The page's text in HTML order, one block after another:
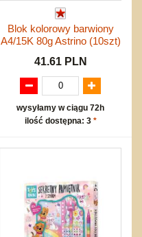
Blok kolorowy barwiony
A4/15K 80g Astrino (10szt)
41.61 PLN
wysyłamy w ciągu 72h
ilość dostępna: 3 *